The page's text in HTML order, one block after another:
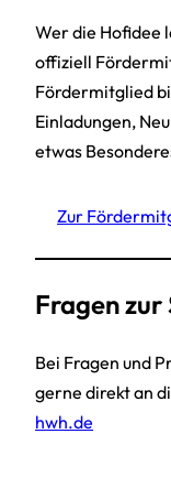
Wer die Hofidee
offiziell
Fördermitglied
Einladungen,
etwas
Zur
Fragen zur
Bei Fragen und
gerne direkt an
hwh.de